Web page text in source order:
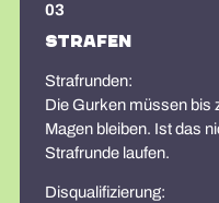
03
Strafen
Strafrunden:
Die Gurken müssen bis
Magen bleiben. Ist das
Strafrunde laufen.
Disqualifizierung: